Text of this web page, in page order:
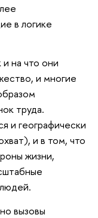
в логике
и на что они
и многие
труда.
и географически
и в том, что
жизни,
вызовы